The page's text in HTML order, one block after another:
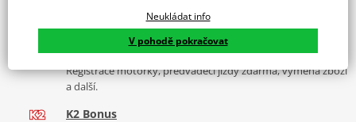
Více než 30 let zkušeností
Za řídítky motorek, v servisu i prodeji moto vybavení
Nadstandardní služby
Registrace motorky, předváděcí jízdy zdarma, výměna zboží
a další.
K2 Bonus
Neukládat info
V pohodě pokračovat